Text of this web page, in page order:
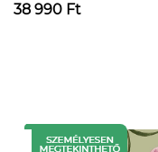
38 990 Ft